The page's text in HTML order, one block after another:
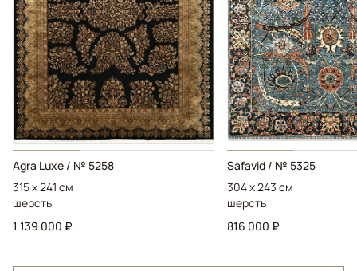
Agra Luxe / № 5258
315 x 241 см
шерсть
1 139 000 ₽
Safavid / № 5325
304 x 243 см
шерсть
816 000 ₽